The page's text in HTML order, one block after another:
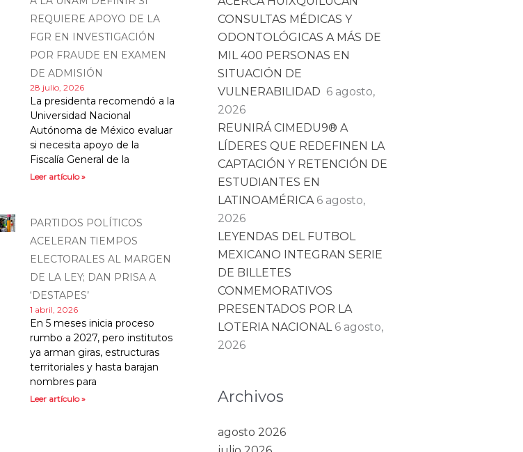
REQUIERE APOYO DE LA
FGR EN INVESTIGACIÓN
POR FRAUDE EN EXAMEN
DE ADMISIÓN
28 julio, 2026
La presidenta recomendó a la
Universidad Nacional
Autónoma de México evaluar
si necesita apoyo de la
Fiscalía General de la
Leer artículo »
PARTIDOS POLÍTICOS
ACELERAN TIEMPOS
ELECTORALES AL MARGEN
DE LA LEY; DAN PRISA A
‘DESTAPES’
1 abril, 2026
En 5 meses inicia proceso
rumbo a 2027, pero institutos
ya arman giras, estructuras
territoriales y hasta barajan
nombres para
Leer artículo »
CONSULTAS MÉDICAS Y
ODONTOLÓGICAS A MÁS DE
MIL 400 PERSONAS EN
SITUACIÓN DE
VULNERABILIDAD 6 agosto,
2026
REUNIRÁ CIMEDU9®️ A
LÍDERES QUE REDEFINEN LA
CAPTACIÓN Y RETENCIÓN DE
ESTUDIANTES EN
LATINOAMÉRICA 6 agosto,
2026
LEYENDAS DEL FUTBOL
MEXICANO INTEGRAN SERIE
DE BILLETES
CONMEMORATIVOS
PRESENTADOS POR LA
LOTERIA NACIONAL 6 agosto,
2026
Archivos
agosto 2026